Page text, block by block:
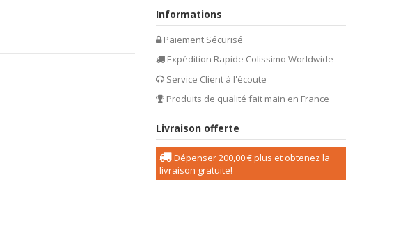
Informations
Paiement Sécurisé
Expédition Rapide Colissimo Worldwide
Service Client à l'écoute
Produits de qualité fait main en France
Livraison offerte
Dépenser200,00 €plus et obtenez la
livraison gratuite!